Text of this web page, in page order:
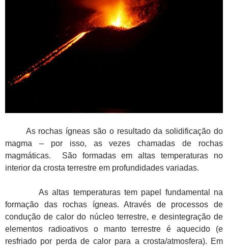
As rochas ígneas são o resultado da solidificação do
magma – por isso, as vezes chamadas de rochas
magmáticas. São formadas em altas temperaturas no
interior da crosta terrestre em profundidades variadas.
As altas temperaturas tem papel fundamental na
formação das rochas ígneas. Através de processos de
condução de calor do núcleo terrestre, e desintegração de
elementos radioativos o manto terrestre é aquecido (e
resfriado por perda de calor para a crosta/atmosfera). Em